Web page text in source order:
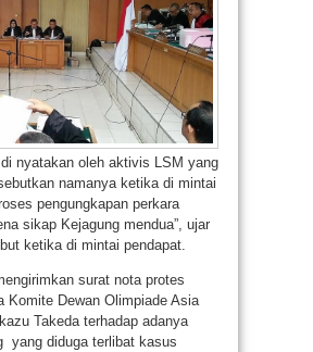
nyatakan oleh aktivis LSM yang
namanya ketika di mintai
pengungkapan perkara
sikap Kejagung mendua”, ujar
ketika di mintai pendapat.
surat nota protes
Komite Dewan Olimpiade Asia
Takeda terhadap adanya
yang diduga terlibat kasus